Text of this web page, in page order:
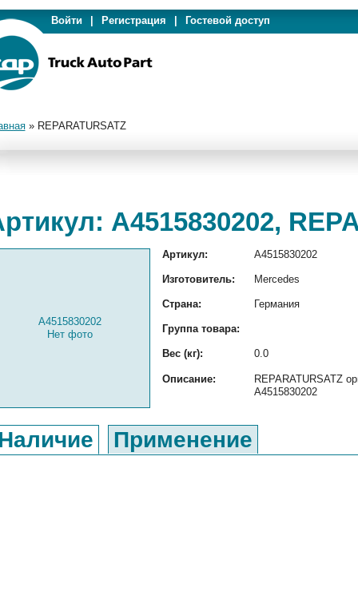
Войти Регистрация Гостевой доступ
» REPARATURSATZ
A4515830202,
A4515830202
Нет фото
Артикул: A4515830202
Изготовитель: Mercedes
Страна: Германия
Группа товара:
Вес (кг): 0.0
Описание:
REPARATURSATZ
A4515830202
Применение